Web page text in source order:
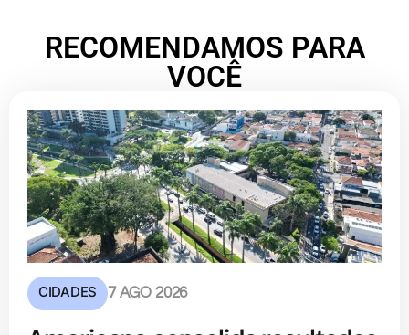
RECOMENDAMOS PARA
VOCÊ
CIDADES 7 AGO 2026